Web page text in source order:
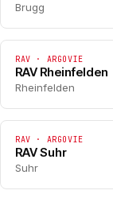
Brugg
RAV · ARGOVIE
RAV Rheinfelden
Rheinfelden
RAV · ARGOVIE
RAV Suhr
Suhr